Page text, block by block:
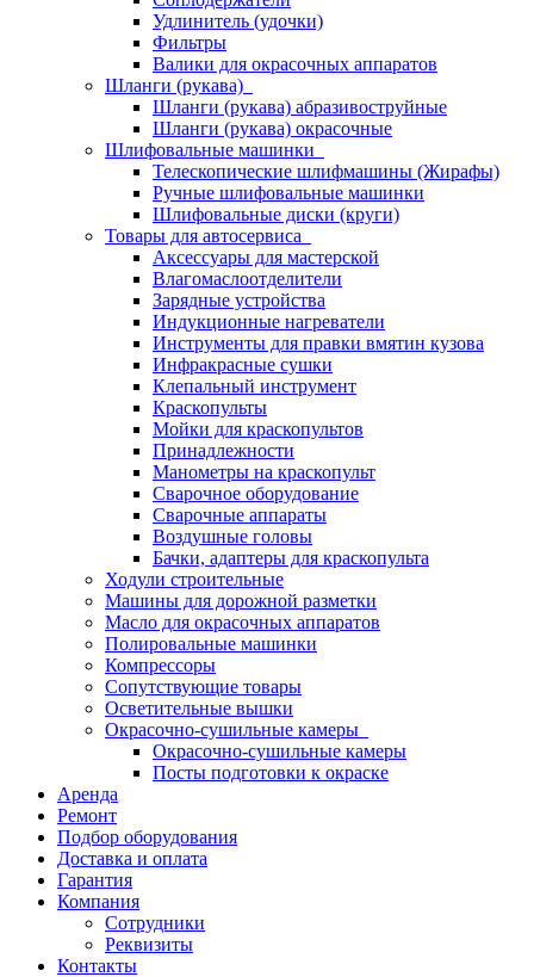
Удлинитель (удочки)
Фильтры
Валики для окрасочных аппаратов
Шланги (рукава)
Шланги (рукава) абразивоструйные
Шланги (рукава) окрасочные
Шлифовальные машинки
Телескопические шлифмашины (Жирафы)
Ручные шлифовальные машинки
Шлифовальные диски (круги)
Товары для автосервиса
Аксессуары для мастерской
Влагомаслоотделители
Зарядные устройства
Индукционные нагреватели
Инструменты для правки вмятин кузова
Инфракрасные сушки
Клепальный инструмент
Краскопульты
Мойки для краскопультов
Принадлежности
Манометры на краскопульт
Сварочное оборудование
Сварочные аппараты
Воздушные головы
Бачки, адаптеры для краскопульта
Ходули строительные
Машины для дорожной разметки
Масло для окрасочных аппаратов
Полировальные машинки
Компрессоры
Сопутствующие товары
Осветительные вышки
Окрасочно-сушильные камеры
Окрасочно-сушильные камеры
Посты подготовки к окраске
Аренда
Ремонт
Подбор оборудования
Доставка и оплата
Гарантия
Компания
Сотрудники
Реквизиты
Контакты